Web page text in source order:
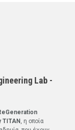
Lab -
TITAN , η οποία